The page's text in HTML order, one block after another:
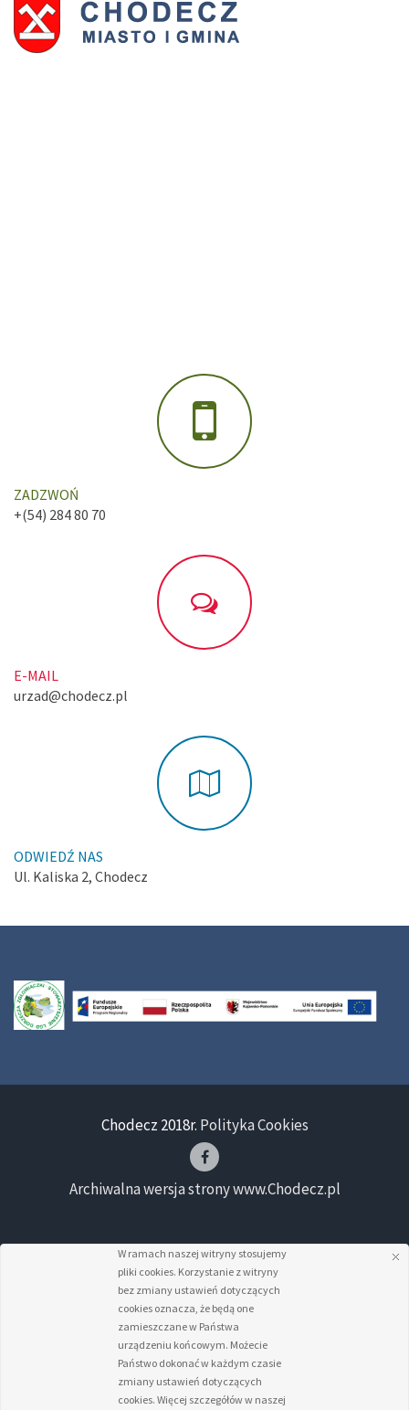
ZADZWOŃ
+(54) 284 80 70
E-MAIL
urzad@chodecz.pl
ODWIEDŹ NAS
Ul. Kaliska 2, Chodecz
Chodecz 2018r. Polityka Cookies
Archiwalna wersja strony www.Chodecz.pl
W ramach naszej witryny stosujemy
pliki cookies. Korzystanie z witryny
bez zmiany ustawień dotyczących
cookies oznacza, że będą one
zamieszczane w Państwa
urządzeniu końcowym. Możecie
Państwo dokonać w każdym czasie
zmiany ustawień dotyczących
cookies. Więcej szczegółów w naszej